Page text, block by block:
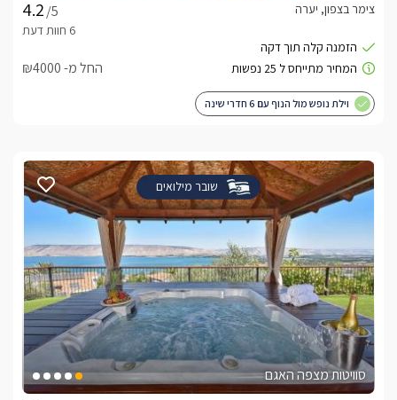
/5
צימר בצפון, יערה
החל מ- ₪4000
וילת נופש מול הנוף עם 6 חדרי שינה
שובר מילואים
סוויטות מצפה האגם